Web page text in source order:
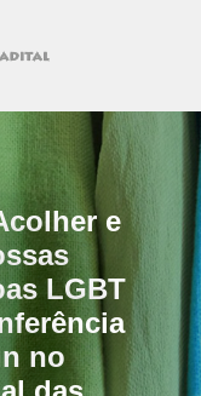
e
LGBT
no